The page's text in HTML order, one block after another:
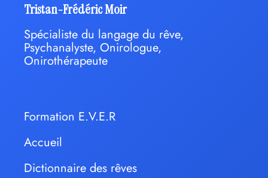
Tristan-Frédéric Moir
Spécialiste du langage du rêve,
Psychanalyste, Onirologue,
Onirothérapeute
Formation E.V.E.R
Accueil
Dictionnaire des rêves